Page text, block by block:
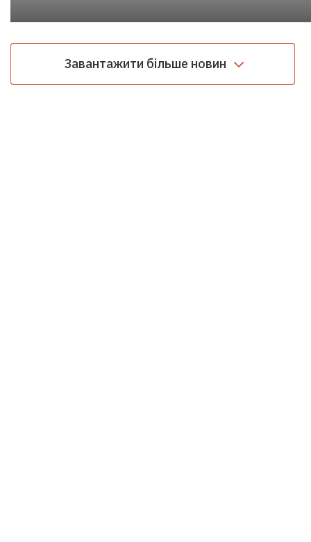
Завантажити більше новин